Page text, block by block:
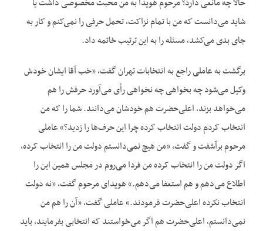
شاید می‌دانست که من با تمام نزاکت، تحمل حرفی را نمی‌کنم و کار به
جای بدی می‌کشد، مسئله را به این ترتیب خاتمه داد.
برگشت به عاملی راجع به انتخابات تهران گفت، «خب آقا ایشان خودش
وکیل می‌شود چه بخواهی چه نخواهی رأی می‌آورد حرفش را هم
می‌خواهد بزند، اعلی‌حضرت هم خودشان می‌دانند. شما را که من
انتخاب کردم دولت انتخاب کرده چرا این حرف‌‌ها را زدید؟» عاملی
مرحوم برآشفت و گفت، «من هیچ نمی‌دانستم دولت من را انتخاب کرده،
اگر دولت من را انتخاب کرده من فردا می‌روم در مجلس همین این را
اطلاع می‌دهم و هم استعفا می‌دهم.» هویدای مرحوم گفت، «نه دولت
انتخاب نکرده اعلی‌حضرت فرمودند.» عاملی گفت، «آن را هم من
نمی‌دانستم، اعلی‌حضرت هم اگر می‌خواستند که انتخابی بفرمایند، باید